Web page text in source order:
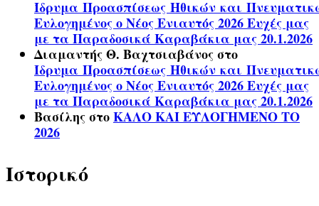
Ίδρυμα Προασπίσεως Ηθικών και
Ευλογημένος ο Νέος Ενιαυτός 2026 Ευχές μας
με τα Παραδοσικά Καραβάκια μας 20.1.2026
Διαμαντής Θ. Βαχτσιαβάνοςστο
Ίδρυμα Προασπίσεως Ηθικών και
Ευλογημένος ο Νέος Ενιαυτός 2026 Ευχές μας
με τα Παραδοσικά Καραβάκια μας 20.1.2026
ΒασίληςστοΚΑΛΟ ΚΑΙ ΕΥΛΟΓΗΜΕΝΟ ΤΟ
2026
Ιστορικό